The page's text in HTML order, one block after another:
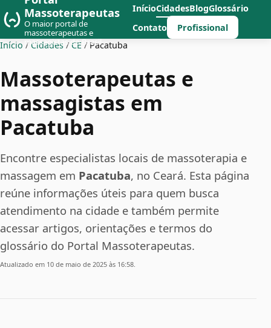
Massoterapeutas
O maior portal de
massoterapeutas e
massagistas do Brasil
InícioCidadesBlogGlossário
Contato
Profissional
Início / Cidades / CE / Pacatuba
Massoterapeutas e
massagistas em
Pacatuba
Encontre especialistas locais de massoterapia e
massagem em Pacatuba, no Ceará. Esta página
reúne informações úteis para quem busca
atendimento na cidade e também permite
acessar artigos, orientações e termos do
glossário do Portal Massoterapeutas.
Atualizado em 10 de maio de 2025 às 16:58.